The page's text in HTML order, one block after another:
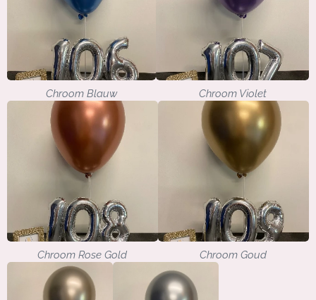
Chroom Blauw Chroom Violet
Chroom Rose Gold Chroom Goud